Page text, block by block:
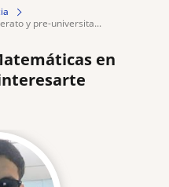
y pre-universita...
en